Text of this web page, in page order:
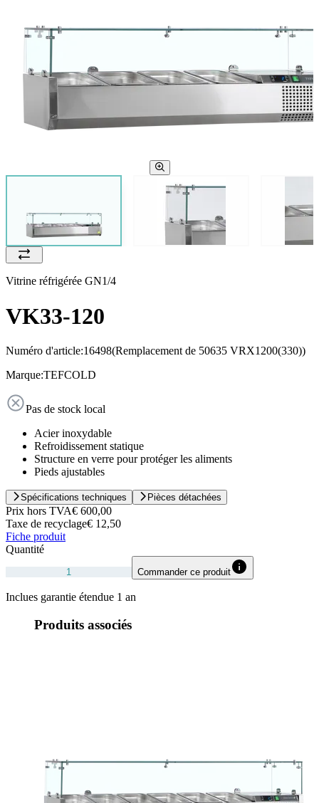
Vitrine réfrigérée GN1/4
VK33-120
Numéro d'article:16498(Remplacement de 50635 VRX1200(330))
Marque:TEFCOLD
Pas de stock local
Acier inoxydable
Refroidissement statique
Structure en verre pour protéger les aliments
Pieds ajustables
Spécifications techniques Pièces détachées
Prix hors TVA€ 600,00
Taxe de recyclage€ 12,50
Fiche produit
Quantité
Commander ce produit
Inclues garantie étendue 1 an
Produits associés